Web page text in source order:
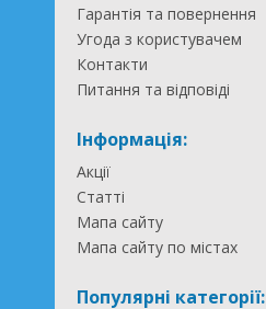
Гарантія та повернення
Угода з користувачем
Контакти
Питання та відповіді
Інформація:
Акції
Статті
Мапа сайту
Мапа сайту по містах
Популярні категорії: